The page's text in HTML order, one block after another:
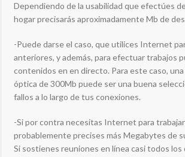
Dependiendo de la usabilidad que efectúes
hogar precisarás aproximadamente Mb de
-Puede darse el caso, que utilices Internet
anteriores, y además, para efectuar trabajos
contenidos en en directo. Para este caso,
óptica de 300Mb puede ser una buena
fallos a lo largo de tus conexiones.
-Si por contra necesitas Internet para trabajar
probablemente precises más Megabytes de
Si sostienes reuniones en línea casi todos